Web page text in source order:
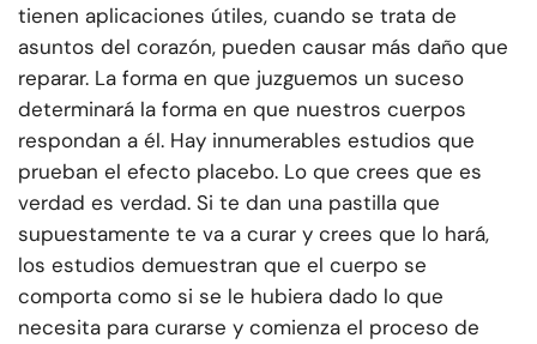
tienen aplicaciones útiles, cuando se trata de
asuntos del corazón, pueden causar más daño que
reparar. La forma en que juzguemos un suceso
determinará la forma en que nuestros cuerpos
respondan a él. Hay innumerables estudios que
prueban el efecto placebo. Lo que crees que es
verdad es verdad. Si te dan una pastilla que
supuestamente te va a curar y crees que lo hará,
los estudios demuestran que el cuerpo se
comporta como si se le hubiera dado lo que
necesita para curarse y comienza el proceso de